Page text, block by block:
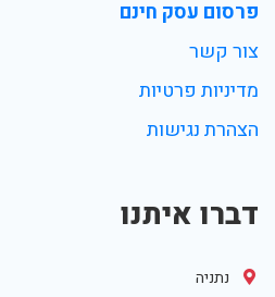
פרסום עסק חינם
צור קשר
מדיניות פרטיות
הצהרת נגישות
דברו איתנו
נתניה